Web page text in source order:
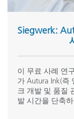
Siegwerk:
이 무료 사례 연
가 Autura Ink(즉
크 개발 및 품질
발 시간을 단축